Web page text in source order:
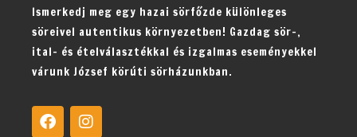
Ismerkedj meg egy hazai sörfőzde különleges
söreivel autentikus környezetben! Gazdag sör-,
ital- és ételválasztékkal és izgalmas eseményekkel
várunk József körúti sörházunkban.